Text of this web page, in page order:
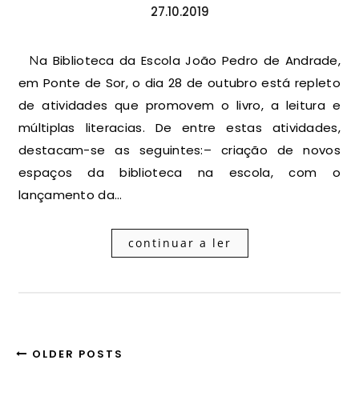
27.10.2019
Na Biblioteca da Escola João Pedro de Andrade,
em Ponte de Sor, o dia 28 de outubro está repleto
de atividades que promovem o livro, a leitura e
múltiplas literacias. De entre estas atividades,
destacam-se as seguintes:– criação de novos
espaços da biblioteca na escola, com o
lançamento da…
continuar a ler
OLDER POSTS